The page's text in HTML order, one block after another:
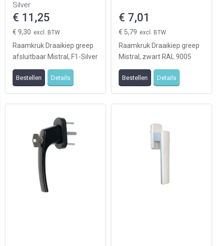
Silver
€ 11,25
€ 9,30
Raamkruk Draaikiep greep
afsluitbaar Mistral, F1-Silver
Bestellen Details
€ 7,01
€ 5,79
Raamkruk Draaikiep greep
Mistral, zwart RAL 9005
Bestellen Details